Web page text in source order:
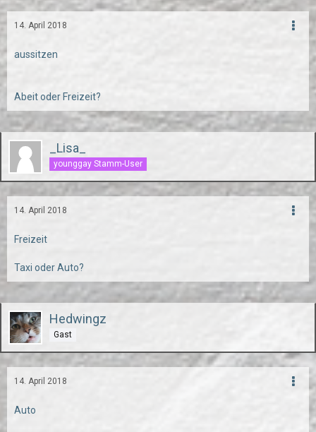
14. April 2018
aussitzen
Abeit oder Freizeit?
_Lisa_
younggay Stamm-User
14. April 2018
Freizeit
Taxi oder Auto?
Hedwingz
Gast
14. April 2018
Auto